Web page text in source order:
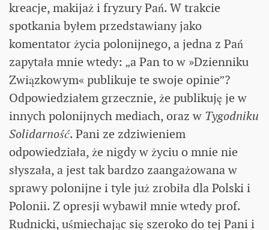
kreacje, makijaż i fryzury Pań. W trakcie
spotkania byłem przedstawiany jako
komentator życia polonijnego, a jedna z Pań
zapytała mnie wtedy: „a Pan to w »Dzienniku
Związkowym« publikuje te swoje opinie”?
Odpowiedziałem grzecznie, że publikuję je w
innych polonijnych mediach, oraz w Tygodniku
Solidarność. Pani ze zdziwieniem
odpowiedziała, że nigdy w życiu o mnie nie
słyszała, a jest tak bardzo zaangażowana w
sprawy polonijne i tyle już zrobiła dla Polski i
Polonii. Z opresji wybawił mnie wtedy prof.
Rudnicki, uśmiechając się szeroko do tej Pani i